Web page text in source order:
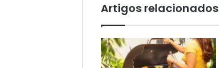
Artigos relacionados